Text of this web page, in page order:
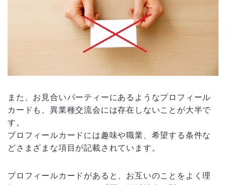
また、お見合いパーティーにあるようなプロフィール
カードも、異業種交流会には存在しないことが大半で
す。
プロフィールカードには趣味や職業、希望する条件な
どさまざまな項目が記載されています。
プロフィールカードがあると、お互いのことをよく理